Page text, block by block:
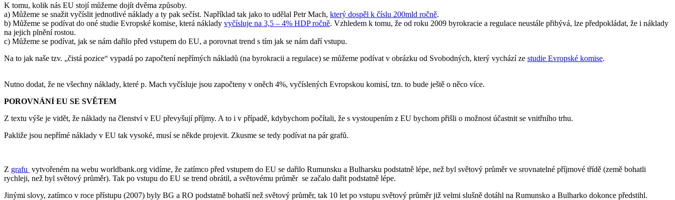
K tomu, kolik nás EU stojí můžeme dojít dvěma způsoby.
a) Můžeme se snažit vyčíslit jednotlivé náklady a ty pak sečíst. Například tak jako to udělal Petr Mach, který dospěl k číslu 200mld ročně.
b) Můžeme se podívat do oné studie Evropské komise, která náklady vyčísluje na 3,5 – 4% HDP ročně. Vzhledem k tomu, že od roku 2009 byrokracie a regulace neustále přibývá, lze předpokládat, že i náklady
na jejich plnění rostou.
c) Můžeme se podívat, jak se nám dařilo před vstupem do EU, a porovnat trend s tím jak se nám daří vstupu.
Na to jak naše tzv. „čistá pozice“ vypadá po započtení nepřímých nákladů (na byrokracii a regulace) se můžeme podívat v obrázku od Svobodných, který vychází ze studie Evropské komise.
Nutno dodat, že ne všechny náklady, které p. Mach vyčísluje jsou započteny v oněch 4%, vyčíslených Evropskou komisí, tzn. to bude ještě o něco více.
POROVNÁNÍ EU SE SVĚTEM
Z textu výše je vidět, že náklady na členství v EU převyšují příjmy. A to i v případě, kdybychom počítali, že s vystoupením z EU bychom přišli o možnost účastnit se vnitřního trhu.
Pakliže jsou nepřímé náklady v EU tak vysoké, musí se někde projevit. Zkusme se tedy podívat na pár grafů.
Z grafu vytvořeném na webu worldbank.org vidíme, že zatímco před vstupem do EU se dařilo Rumunsku a Bulharsku podstatně lépe, než byl světový průměr ve srovnatelné příjmové třídě (země bohatli
rychleji, než byl světový průměr). Tak po vstupu do EU se trend obrátil, a světovému průměr se začalo dařit podstatně lépe.
Jinými slovy, zatímco v roce přístupu (2007) byly BG a RO podstatně bohatší než světový průměr, tak 10 let po vstupu světový průměr již velmi slušně dotáhl na Rumunsko a Bulharko dokonce předstihl.